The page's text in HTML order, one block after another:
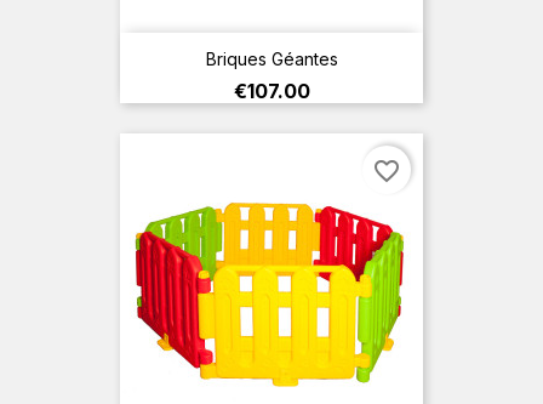
Briques Géantes
Price
€107.00
favorite_border